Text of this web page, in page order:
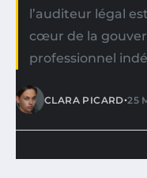
l’auditeur légal
cœur de la
professionnel
CLARA PICARD•25